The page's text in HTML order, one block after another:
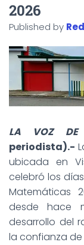
2026
Published by
LA VOZ DE
periodista).-
ubicada en
celebró los días
Matemáticas
desde hace
desarrollo del
la confianza de